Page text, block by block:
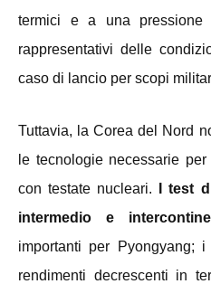
termici e a una pressione
rappresentativi delle
caso di lancio per scopi
Tuttavia, la Corea del Nord
le tecnologie necessarie
con testate nucleari.
I test
intermedio e
importanti per Pyongyang;
rendimenti decrescenti in